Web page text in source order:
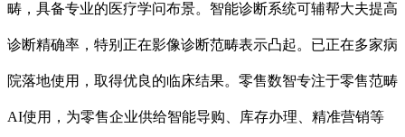
畴，具备专业的医疗学问布景。智能诊断系统可辅帮大夫提高
诊断精确率，特别正在影像诊断范畴表示凸起。已正在多家病
院落地使用，取得优良的临床结果。零售数智专注于零售范畴
AI使用，为零售企业供给智能导购、库存办理、精准营销等